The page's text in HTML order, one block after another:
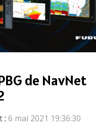
de NavNet
: 6 mai 2021 19:36:30